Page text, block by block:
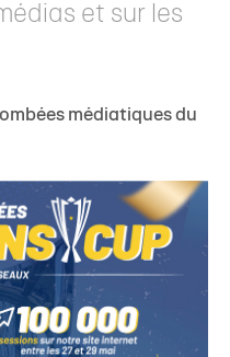
et sur les
médiatiques du